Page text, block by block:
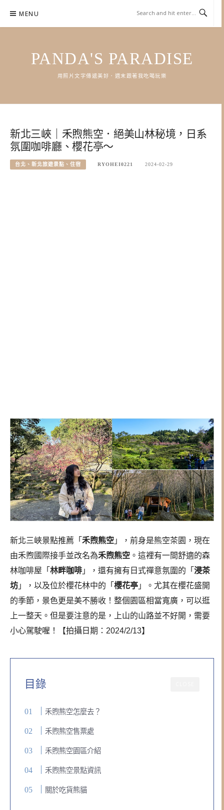
content
MENU
PANDA'S PARADISE
用照片文字傳遞美好．週末跟著我吃喝玩樂
新北三峽｜禾煦熊空．絕美山林秘境，日系
氛圍咖啡廳、櫻花亭～
台北、新北旅遊景點、住宿 RYOHEI0221 2024-02-29
新北三峽景點推薦「 禾煦熊空 」，前身是熊空茶園，現在
由禾煦國際接手並改名為禾煦熊空 。這裡有一間舒適的森
林咖啡屋「 林畔咖啡 」，還有擁有日式禪意氛圍的「 浸茶
坊 」，以及位於櫻花林中的「 櫻花亭 」。尤其在櫻花盛開
的季節，景色更是美不勝收！整個園區相當寬廣，可以逛
上一整天。但是要注意的是，上山的山路並不好開，需要
小心駕駛喔！【拍攝日期：2024/2/13】
目錄
禾煦熊空怎麼去？
禾煦熊空售票處
禾煦熊空園區介紹
禾煦熊空景點資訊
關於吃貨熊貓